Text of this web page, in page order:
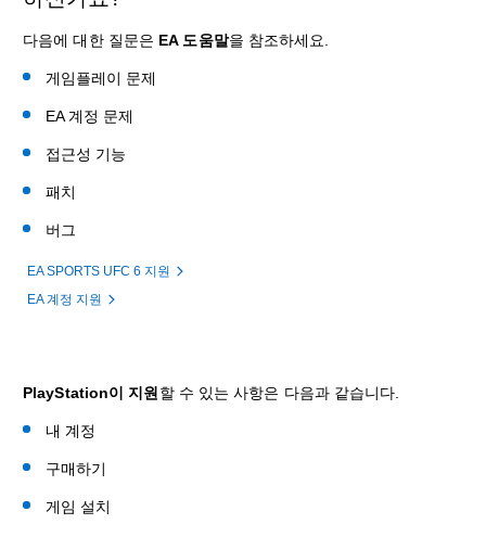
다음에 대한 질문은 EA 도움말을 참조하세요.
게임플레이 문제
EA 계정 문제
접근성 기능
패치
버그
EA SPORTS UFC 6 지원
EA 계정 지원
PlayStation이 지원할 수 있는 사항은 다음과 같습니다.
내 계정
구매하기
게임 설치